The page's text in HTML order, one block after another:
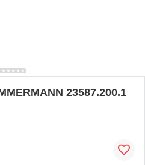
23587.200.1